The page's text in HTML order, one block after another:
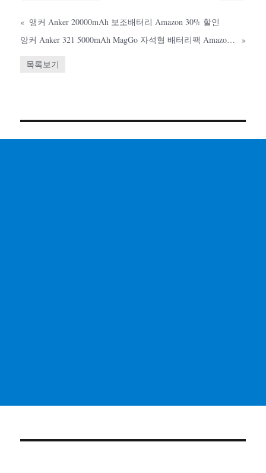
« 앵커 Anker 20000mAh 보조배터리 Amazon 30% 할인
앙커 Anker 321 5000mAh MagGo 자석형 배터리팩 Amazon 40% 할인
»
목록보기